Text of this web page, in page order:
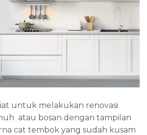
untuk melakukan renovasi
atau bosan dengan tampilan
cat tembok yang sudah kusam